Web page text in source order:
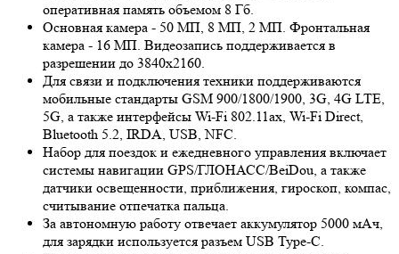
оперативная память объемом 8 Гб.
Основная камера - 50 МП, 8 МП, 2 МП. Фронтальная
камера - 16 МП. Видеозапись поддерживается в
разрешении до 3840x2160.
Для связи и подключения техники поддерживаются
мобильные стандарты GSM 900/1800/1900, 3G, 4G LTE,
5G, а также интерфейсы Wi-Fi 802.11ax, Wi-Fi Direct,
Bluetooth 5.2, IRDA, USB, NFC.
Набор для поездок и ежедневного управления включает
системы навигации GPS/ГЛОНАСС/BeiDou, а также
датчики освещенности, приближения, гироскоп, компас,
считывание отпечатка пальца.
За автономную работу отвечает аккумулятор 5000 мАч,
для зарядки используется разъем USB Type-C.